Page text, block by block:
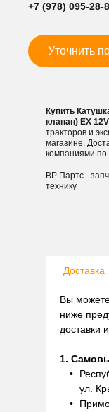
+7 (978) 095-28-
Уточнить
Купить
клапан) EX
тракторов и
магазине.
компаниями по
ВР Партс -
технику
Доставка
Вы
ниже
доставки
1.
ул.